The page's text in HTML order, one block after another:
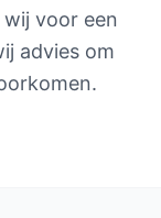
voor een
advies om